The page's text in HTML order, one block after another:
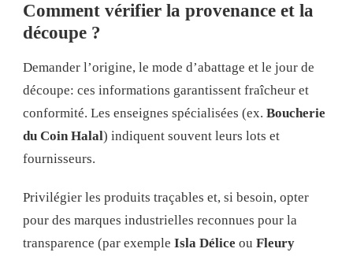
Comment vérifier la provenance et la
découpe ?
Demander l’origine, le mode d’abattage et le jour de
découpe: ces informations garantissent fraîcheur et
conformité. Les enseignes spécialisées (ex. Boucherie
du Coin Halal) indiquent souvent leurs lots et
fournisseurs.
Privilégier les produits traçables et, si besoin, opter
pour des marques industrielles reconnues pour la
transparence (par exemple Isla Délice ou Fleury